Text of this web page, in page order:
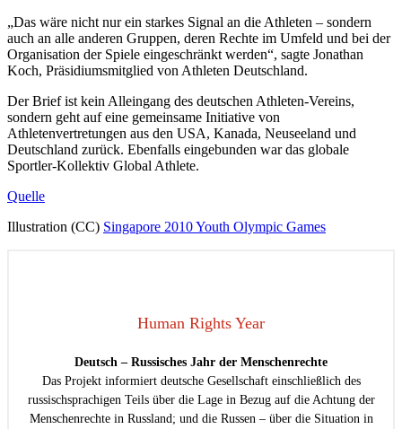
„Das wäre nicht nur ein starkes Signal an die Athleten – sondern
auch an alle anderen Gruppen, deren Rechte im Umfeld und bei der
Organisation der Spiele eingeschränkt werden“, sagte Jonathan
Koch, Präsidiumsmitglied von Athleten Deutschland.
Der Brief ist kein Alleingang des deutschen Athleten-Vereins,
sondern geht auf eine gemeinsame Initiative von
Athletenvertretungen aus den USA, Kanada, Neuseeland und
Deutschland zurück. Ebenfalls eingebunden war das globale
Sportler-Kollektiv Global Athlete.
Quelle
Illustration (CC) Singapore 2010 Youth Olympic Games
Human Rights Year
Deutsch – Russisches Jahr der Menschenrechte
Das Projekt informiert deutsche Gesellschaft einschließlich des
russischsprachigen Teils über die Lage in Bezug auf die Achtung der
Menschenrechte in Russland; und die Russen – über die Situation in